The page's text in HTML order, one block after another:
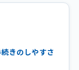
きのしやすさ